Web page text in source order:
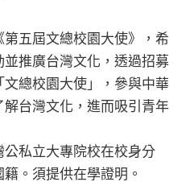
五屆文總校園大使》，希
推廣台灣文化，透過招募
總校園大使」，參與中華
台灣文化，進而吸引青年
私立大專院校在校身分
籍。須提供在學證明。